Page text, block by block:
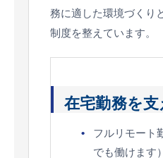
務に適した環境づくり
制度を整えています。
在宅勤務を
フルリモート
でも働けます）